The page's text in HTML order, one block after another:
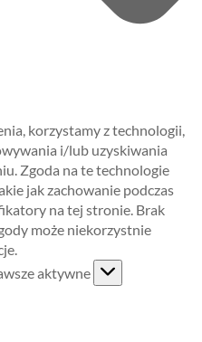
korzystamy z technologii,
i/lub uzyskiwania
Zgoda na te technologie
jak zachowanie podczas
na tej stronie. Brak
może niekorzystnie
aktywne